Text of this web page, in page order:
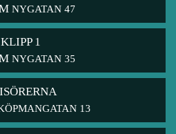
NYGATAN 47
KLIPP 1
NYGATAN 35
13